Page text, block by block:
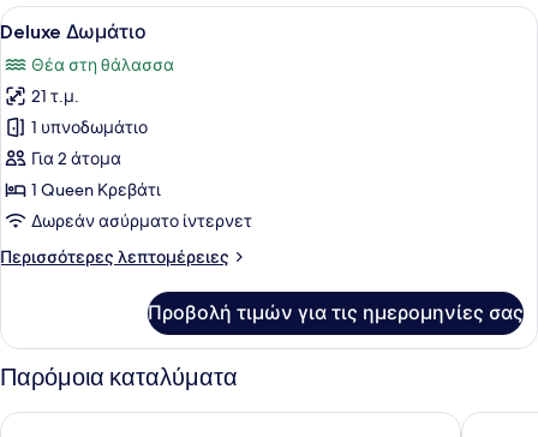
Προβολή
όλων
των
φωτογραφιών
για
Deluxe
Δωμάτιο
Ένα υπνοδωμάτιο με ένα
10
Deluxe Δωμάτιο
Θέα στη θάλασσα
21 τ.μ.
1 υπνοδωμάτιο
Για 2 άτομα
1 Queen Κρεβάτι
Δωρεάν ασύρματο ίντερνετ
Περισσότερες λεπτομέρειες
Περισσότερες
Δωμάτιο
Προβολή τιμών για τις ημερομηνίες σας
Παρόμοια καταλύματα
Las Hotel & Spa Lithos